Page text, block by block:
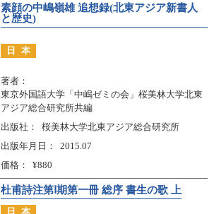
素顔の中嶋嶺雄 追想録(北東アジア新書人
と歴史)
日本
著者
東京外国語大学「中嶋ゼミの会」桜美林大学北東
アジア総合研究所共編
出版社
桜美林大学北東アジア総合研究所
出版年月日
2015.07
価格
¥880
杜甫詩注第Ⅰ期第一冊 総序 書生の歌 上
日本